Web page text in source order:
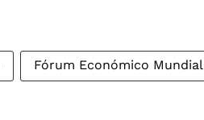
Fórum Económico Mundial